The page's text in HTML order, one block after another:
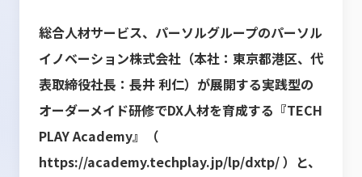
総合人材サービス、パーソルグループのパーソル
イノベーション株式会社（本社：東京都港区、代
表取締役社長：長井 利仁）が展開する実践型の
オーダーメイド研修でDX人材を育成する『TECH
PLAY Academy』（
https://academy.techplay.jp/lp/dxtp/）と、